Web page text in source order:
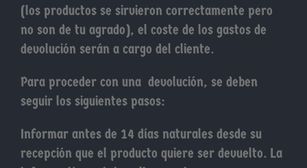
(los productos se sirvieron correctamente pero
no son de tu agrado), el coste de los gastos de
devolución serán a cargo del cliente.
Para proceder con una devolución, se deben
seguir los siguientes pasos:
Informar antes de 14 días naturales desde su
recepción que el producto quiere ser devuelto. La